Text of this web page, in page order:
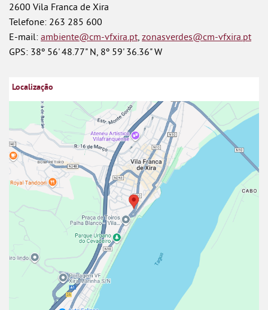
2600 Vila Franca de Xira
Telefone: 263 285 600
E-mail: ambiente@cm-vfxira.pt, zonasverdes@cm-vfxira.pt
GPS: 38º 56' 48.77" N, 8º 59' 36.36" W